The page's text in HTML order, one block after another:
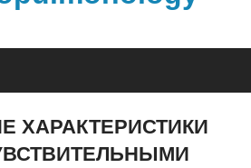
ХАРАКТЕРИСТИКИ